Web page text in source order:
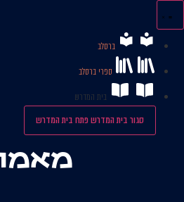
לתוכן
ברסלב
ספרי ברסלב
בית המדרש
סגור בית המדרשפתח בית המדרש